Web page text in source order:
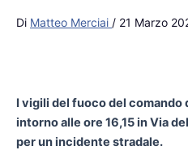
Di Matteo Merciai / 21 Marzo
I vigili del fuoco del
intorno alle ore 16,15 in Via
per un incidente stradale.